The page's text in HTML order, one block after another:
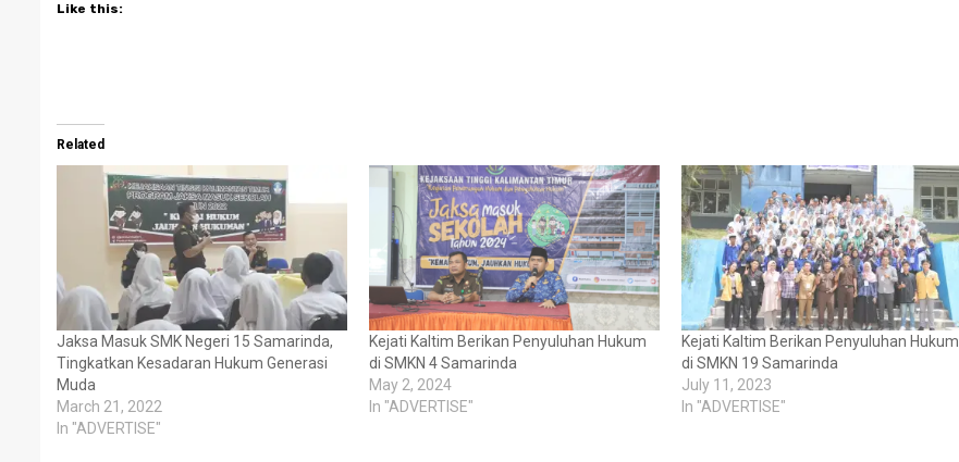
Like this:
Related
Jaksa Masuk SMK Negeri 15 Samarinda,
Tingkatkan Kesadaran Hukum Generasi
Muda
March 21, 2022
In "ADVERTISE"
Kejati Kaltim Berikan Penyuluhan Hukum
di SMKN 4 Samarinda
May 2, 2024
In "ADVERTISE"
Kejati Kaltim Berikan Penyuluhan Hukum
di SMKN 19 Samarinda
July 11, 2023
In "ADVERTISE"